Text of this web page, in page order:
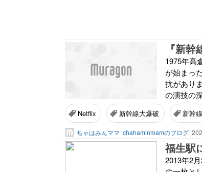
『新幹
1975年高
が始まっ
抗があり
の演技の
Netflix 新幹線大爆破 新幹線
ちゃはみんママ chahaminmamのブログ
福生駅
2013年2